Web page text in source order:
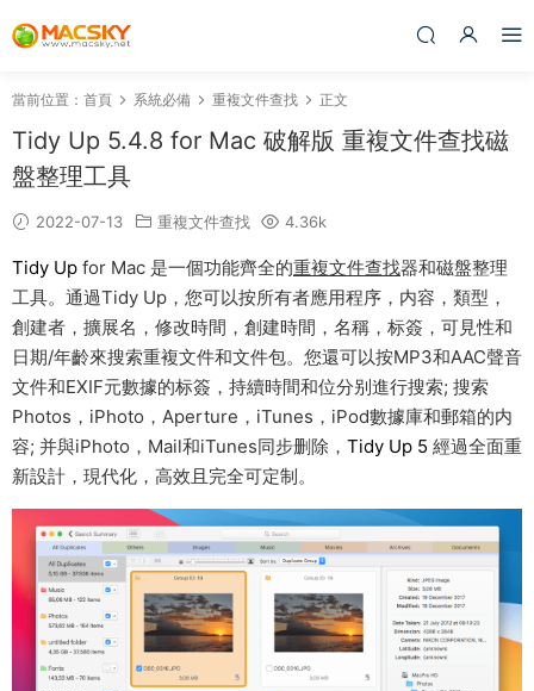
當前位置： 首頁 系統必備 重複文件查找 正文
Tidy Up 5.4.8 for Mac 破解版 重複文件查找磁
盤整理工具
2022-07-13 重複文件查找 4.36k
Tidy Up for Mac 是一個功能齊全的重複文件查找器和磁盤整理
工具。通過Tidy Up，您可以按所有者應用程序，内容，類型，
創建者，擴展名，修改時間，創建時間，名稱，标簽，可見性和
日期/年齡來搜索重複文件和文件包。您還可以按MP3和AAC聲音
文件和EXIF元數據的标簽，持續時間和位分别進行搜索; 搜索
Photos，iPhoto，Aperture，iTunes，iPod數據庫和郵箱的内
容; 并與iPhoto，Mail和iTunes同步删除， Tidy Up 5 經過全面重
新設計，現代化，高效且完全可定制。